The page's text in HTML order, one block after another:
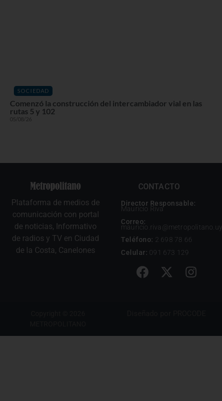
SOCIEDAD
Comenzó la construcción del intercambiador vial en las
rutas 5 y 102
05/08/26
Plataforma de medios de
comunicación con portal
de noticias, Informativo
de radios y TV en Ciudad
de la Costa, Canelones
CONTACTO
Director Responsable:
Mauricio Riva
Correo:
mauricio.riva@metropolitano.uy
Teléfono: 2 698 78 66
Celular: 091 673 129